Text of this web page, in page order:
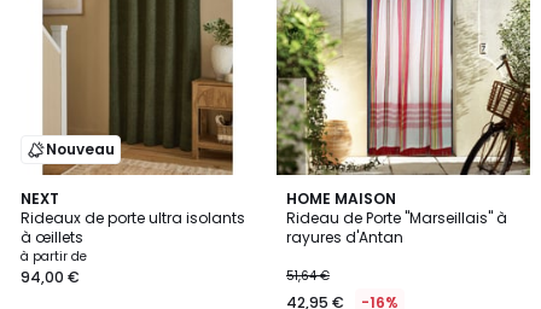
Nouveau
NEXT
Rideaux de porte ultra isolants
à œillets
à partir de
94,00 €
3
Couleurs
HOME MAISON
Rideau de Porte "Marseillais" à
rayures d'Antan
51,64 €
42,95 € -16%
2,5
/ 5